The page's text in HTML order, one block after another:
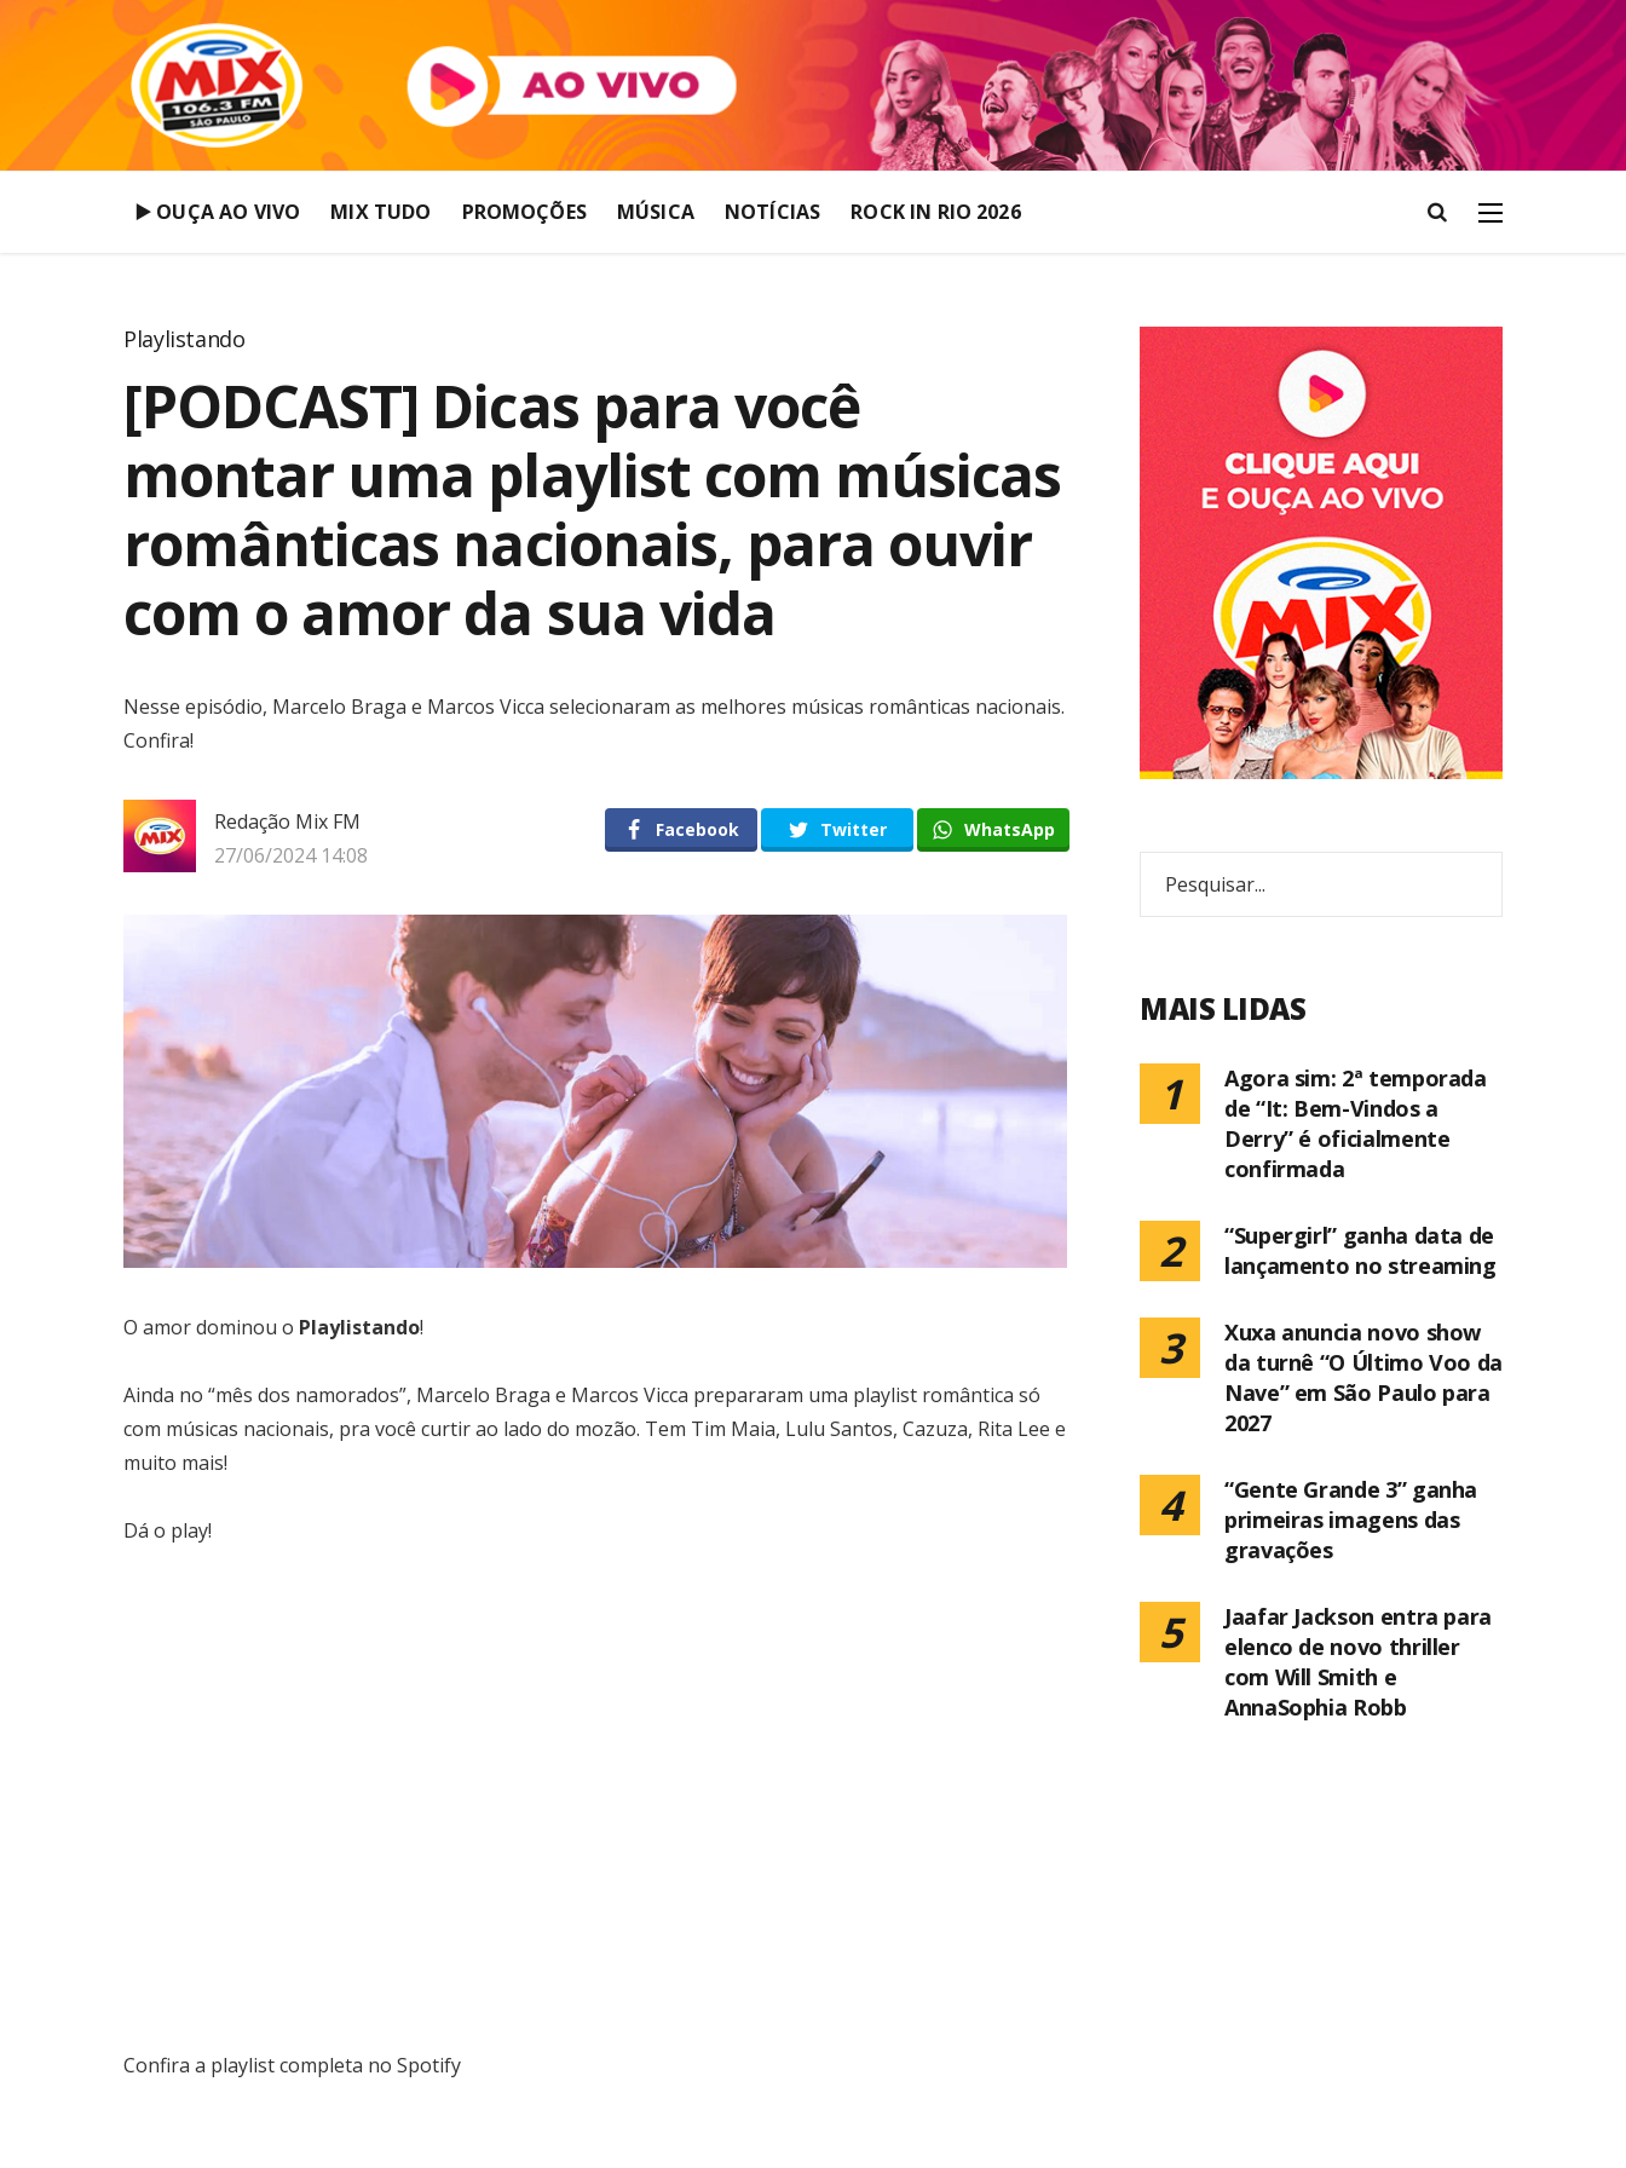
▶️ OUÇA AO VIVO MIX TUDO PROMOÇÕES MÚSICA NOTÍCIAS ROCK IN RIO 2026
Playlistando
[PODCAST] Dicas para você
montar uma playlist com músicas
românticas nacionais, para ouvir
com o amor da sua vida
Nesse episódio, Marcelo Braga e Marcos Vicca selecionaram as melhores músicas românticas nacionais.
Confira!
Redação Mix FM
27/06/2024 14:08
Facebook Twitter WhatsApp
O amor dominou o Playlistando!
Ainda no “mês dos namorados”, Marcelo Braga e Marcos Vicca prepararam uma playlist romântica só
com músicas nacionais, pra você curtir ao lado do mozão. Tem Tim Maia, Lulu Santos, Cazuza, Rita Lee e
muito mais!
Dá o play!
Confira a playlist completa no Spotify
MAIS LIDAS
1
Agora sim: 2ª temporada
de “It: Bem-Vindos a
Derry” é oficialmente
confirmada
2
“Supergirl” ganha data de
lançamento no streaming
3
Xuxa anuncia novo show
da turnê “O Último Voo da
Nave” em São Paulo para
2027
4
“Gente Grande 3” ganha
primeiras imagens das
gravações
5
Jaafar Jackson entra para
elenco de novo thriller
com Will Smith e
AnnaSophia Robb